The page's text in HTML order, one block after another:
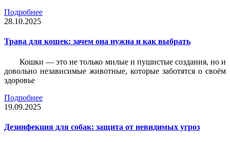
Подробнее
28.10.2025
Трава для кошек: зачем она нужна и как выбрать
Кошки — это не только милые и пушистые создания, но и
довольно независимые животные, которые заботятся о своём
здоровье
Подробнее
19.09.2025
Дезинфекция для собак: защита от невидимых угроз